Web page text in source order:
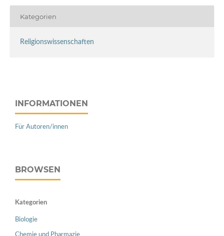
Kategorien
Religionswissenschaften
INFORMATIONEN
Für Autoren/innen
BROWSEN
Kategorien
Biologie